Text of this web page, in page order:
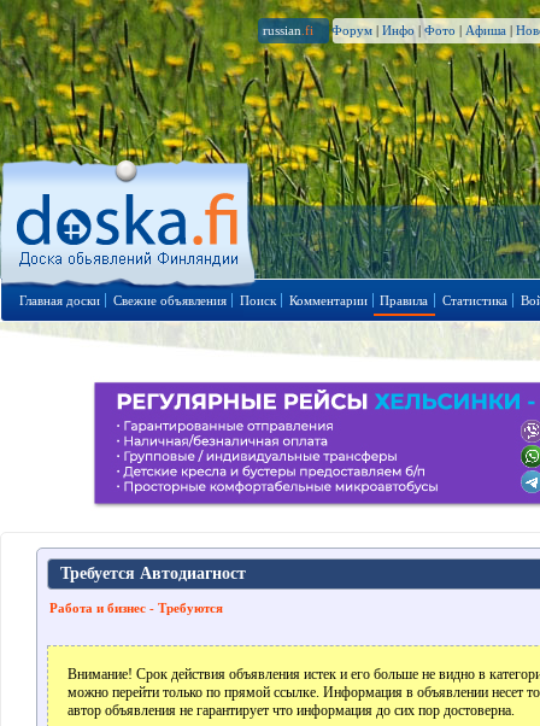
russian .fi Форум | Инфо | Фото | Афиша |
Главная доски Свежие объявления Поиск Комментарии Правила Статистика
Требуется Автодиагност
Работа и бизнес - Требуются
Внимание! Срок действия объявления истек и его больше не видно в
можно перейти только по прямой ссылке. Информация в объявлении несет
автор объявления не гарантирует что информация до сих пор достоверна.